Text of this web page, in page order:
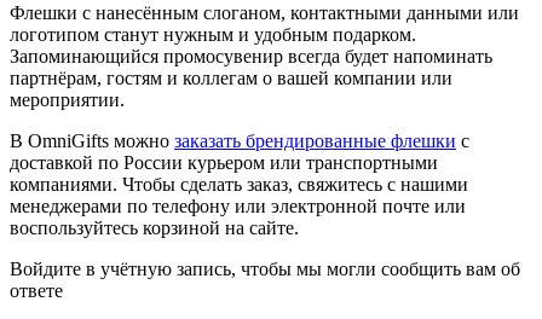
Флешки с нанесённым слоганом, контактными данными или
логотипом станут нужным и удобным подарком.
Запоминающийся промосувенир всегда будет напоминать
партнёрам, гостям и коллегам о вашей компании или
мероприятии.
В OmniGifts можно заказать брендированные флешки с
доставкой по России курьером или транспортными
компаниями. Чтобы сделать заказ, свяжитесь с нашими
менеджерами по телефону или электронной почте или
воспользуйтесь корзиной на сайте.
Войдите в учётную запись, чтобы мы могли сообщить вам об
ответе